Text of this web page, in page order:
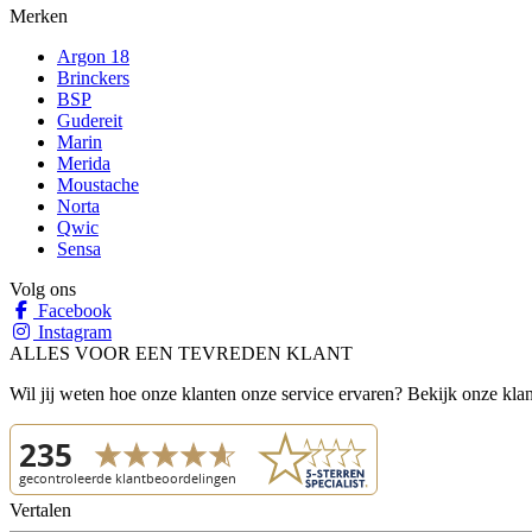
Merken
Argon 18
Brinckers
BSP
Gudereit
Marin
Merida
Moustache
Norta
Qwic
Sensa
Volg ons
Facebook
Instagram
ALLES VOOR EEN TEVREDEN KLANT
Wil jij weten hoe onze klanten onze service ervaren? Bekijk onze
Vertalen